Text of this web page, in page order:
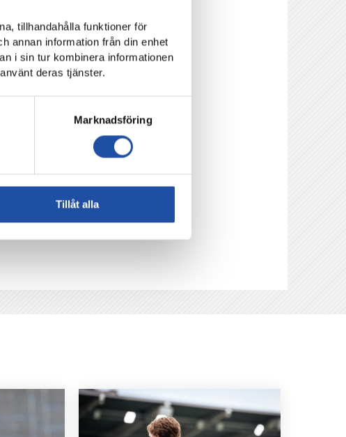
tillhandahålla funktioner för
annan information från din enhet
i sin tur kombinera informationen
deras tjänster.
Marknadsföring
Tillåt alla